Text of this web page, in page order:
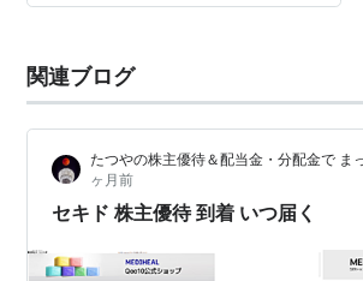
関連ブログ
たつやの株主優待＆配当金・分配金で ま
ヶ月前
セキド 株主優待 到着 いつ届く